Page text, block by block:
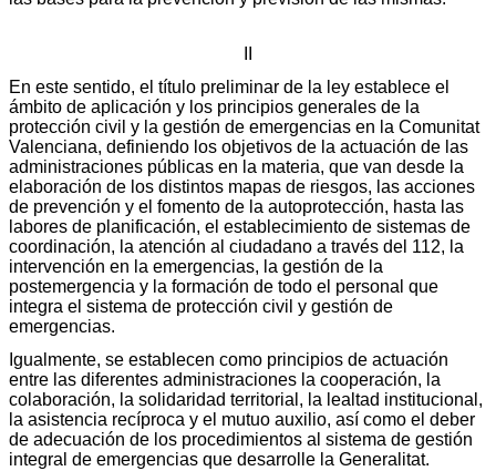
En este sentido, el título preliminar de la ley establece el
ámbito de aplicación y los principios generales de la
protección civil y la gestión de emergencias en la Comunitat
Valenciana, definiendo los objetivos de la actuación de las
administraciones públicas en la materia, que van desde la
elaboración de los distintos mapas de riesgos, las acciones
de prevención y el fomento de la autoprotección, hasta las
labores de planificación, el establecimiento de sistemas de
coordinación, la atención al ciudadano a través del 112, la
intervención en la emergencias, la gestión de la
postemergencia y la formación de todo el personal que
integra el sistema de protección civil y gestión de
emergencias.
Igualmente, se establecen como principios de actuación
entre las diferentes administraciones la cooperación, la
colaboración, la solidaridad territorial, la lealtad institucional,
la asistencia recíproca y el mutuo auxilio, así como el deber
de adecuación de los procedimientos al sistema de gestión
integral de emergencias que desarrolle la Generalitat.